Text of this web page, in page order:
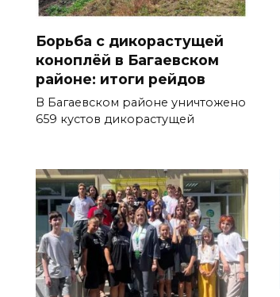
Борьба с дикорастущей
коноплёй в Багаевском
районе: итоги рейдов
В Багаевском районе уничтожено
659 кустов дикорастущей